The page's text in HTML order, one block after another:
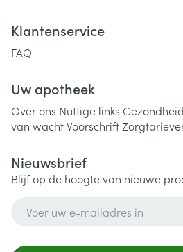
Klantenservice
FAQ
Uw apotheek
Over ons Nuttige links
van wachtVoorschrift
Nieuwsbrief
Blijf op de hoogte van nieuwe